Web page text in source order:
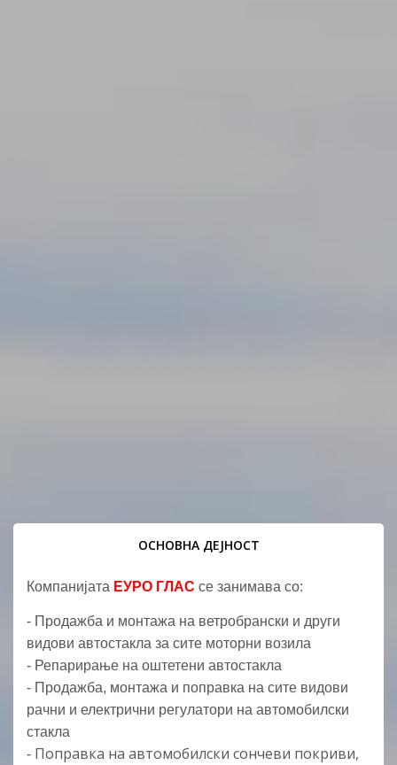
ОСНОВНА ДЕЈНОСТ
Компанијата ЕУРО ГЛАС се занимава со:
- Продажба и монтажа на ветробрански и други
видови автостакла за сите моторни возила
- Репарирање на оштетени автостакла
- Продажба, монтажа и поправка на сите видови
рачни и електрични регулатори на автомобилски
стакла
- Поправка на автомобилски сончеви покриви,